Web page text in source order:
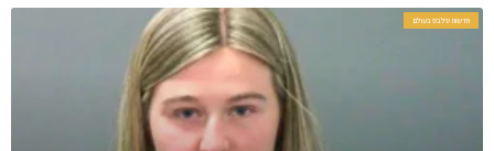
חדשות סלבס בעולם